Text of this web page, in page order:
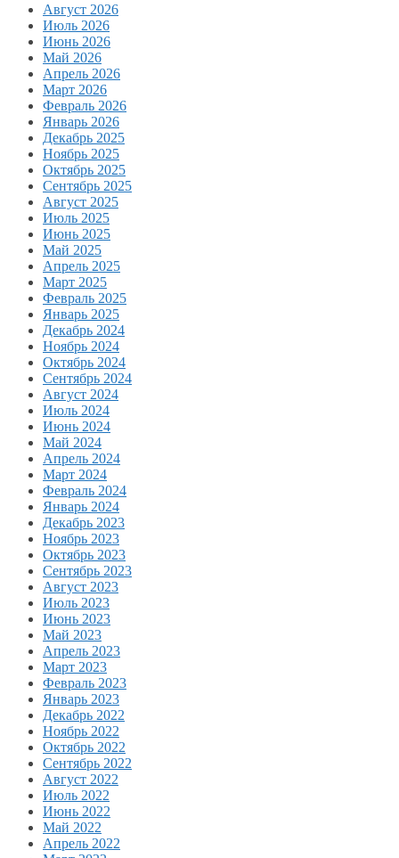
Август 2026
Июль 2026
Июнь 2026
Май 2026
Апрель 2026
Март 2026
Февраль 2026
Январь 2026
Декабрь 2025
Ноябрь 2025
Октябрь 2025
Сентябрь 2025
Август 2025
Июль 2025
Июнь 2025
Май 2025
Апрель 2025
Март 2025
Февраль 2025
Январь 2025
Декабрь 2024
Ноябрь 2024
Октябрь 2024
Сентябрь 2024
Август 2024
Июль 2024
Июнь 2024
Май 2024
Апрель 2024
Март 2024
Февраль 2024
Январь 2024
Декабрь 2023
Ноябрь 2023
Октябрь 2023
Сентябрь 2023
Август 2023
Июль 2023
Июнь 2023
Май 2023
Апрель 2023
Март 2023
Февраль 2023
Январь 2023
Декабрь 2022
Ноябрь 2022
Октябрь 2022
Сентябрь 2022
Август 2022
Июль 2022
Июнь 2022
Май 2022
Апрель 2022